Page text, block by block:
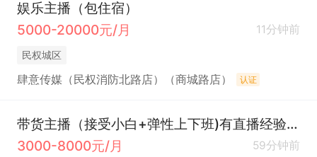
娱乐主播（包住宿）
5000-20000元/月
11分钟前
民权城区
肆意传媒（民权消防北路店）（商城路店） 认证
带货主播（接受小白+弹性上下班)有直播经验优先
3000-8000元/月
59分钟前